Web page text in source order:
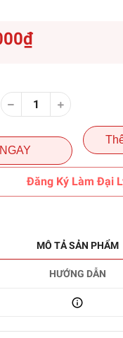
Đăng Ký Làm Đại
MÔ TẢ SẢN PHẨM
HƯỚNG DẪN